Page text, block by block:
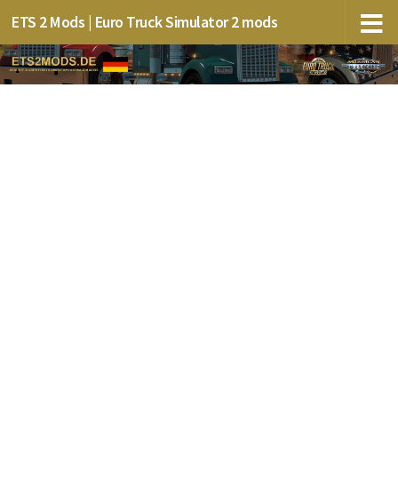
ETS 2 Mods | Euro Truck Simulator 2 mods